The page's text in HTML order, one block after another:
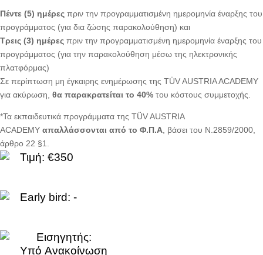
Πέντε (5) ημέρες πριν την προγραμματισμένη ημερομηνία έναρξης του
προγράμματος (για δια ζώσης παρακολούθηση) και
Τρεις (3) ημέρες πριν την προγραμματισμένη ημερομηνία έναρξης του
προγράμματος (για την παρακολούθηση μέσω της ηλεκτρονικής
πλατφόρμας)
Σε περίπτωση μη έγκαιρης ενημέρωσης της TÜV AUSTRIA ACADEMY
για ακύρωση, θα παρακρατείται το 40% του κόστους συμμετοχής.
*Τα εκπαιδευτικά προγράμματα της TÜV AUSTRIA
ACADEMY απαλλάσσονται από το Φ.Π.Α , βάσει του Ν.2859/2000,
άρθρο 22 §1.
Τιμή: €350
Early bird: -
Εισηγητής:
Yπό Aνακοίνωση